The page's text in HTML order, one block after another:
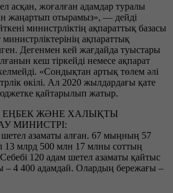
асқан, жоғалған адамдар туралы
жаңартып отырамыз», — дейді
министрліктің ақпараттық базасы
министрліктерінің ақпараттық
Дегенмен кей жағдайда туыстары
кеш тіркейді немесе ақпарат
«Сондықтан артық төлем әлі
өкілі. Ал 2020 жылдардағы қате
қайтарылып жатыр.
ЕҢБЕК ЖӘНЕ ХАЛЫҚТЫ
МИНИСТРІ:
азаматы алған. 67 мыңның 57
млрд 500 млн 17 млны соттың
120 адам шетел азаматы қайтыс
– 4 400 адамдай. Олардың бережағы –